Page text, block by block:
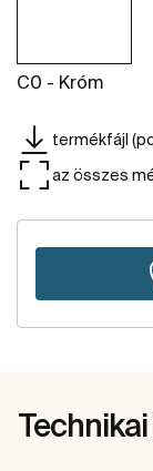
C0 - Króm
termékfájl
az összes